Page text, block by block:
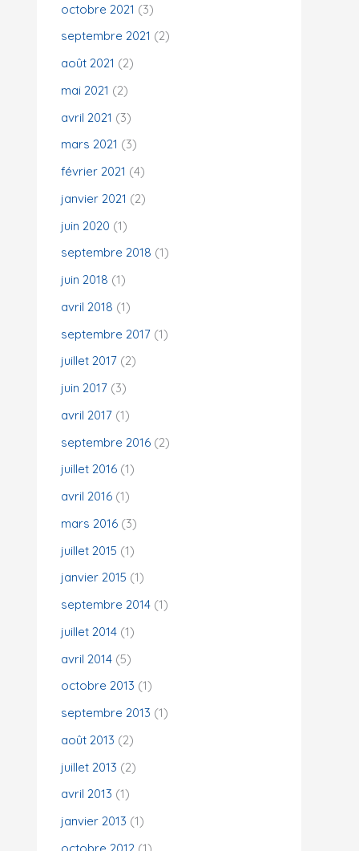
octobre 2021 (3)
septembre 2021 (2)
août 2021 (2)
mai 2021 (2)
avril 2021 (3)
mars 2021 (3)
février 2021 (4)
janvier 2021 (2)
juin 2020 (1)
septembre 2018 (1)
juin 2018 (1)
avril 2018 (1)
septembre 2017 (1)
juillet 2017 (2)
juin 2017 (3)
avril 2017 (1)
septembre 2016 (2)
juillet 2016 (1)
avril 2016 (1)
mars 2016 (3)
juillet 2015 (1)
janvier 2015 (1)
septembre 2014 (1)
juillet 2014 (1)
avril 2014 (5)
octobre 2013 (1)
septembre 2013 (1)
août 2013 (2)
juillet 2013 (2)
avril 2013 (1)
janvier 2013 (1)